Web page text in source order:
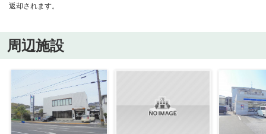
返却されます。
周辺施設